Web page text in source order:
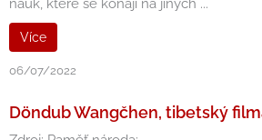
nauk, které se konají na jiných ...
Více
06/07/2022
Döndub Wangčhen, tibetský